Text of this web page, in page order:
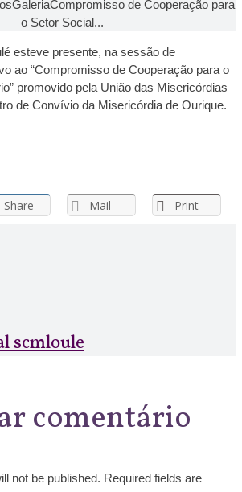
GaleriaCompromisso de Cooperação para
o Setor Social...
esteve presente, na sessão de
ao “Compromisso de Cooperação para o
promovido pela União das Misericórdias
de Convívio da Misericórdia de Ourique.
Share Mail Print
scmloule
comentário
not be published. Required fields are